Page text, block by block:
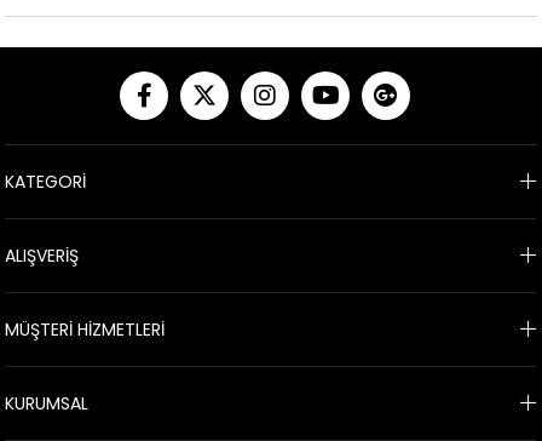
KATEGORİ
ALIŞVERİŞ
MÜŞTERİ HİZMETLERİ
KURUMSAL